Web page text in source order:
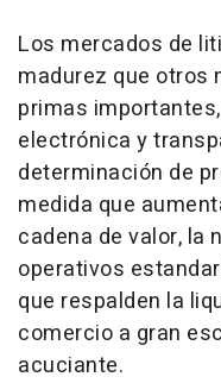
Los mercados de
madurez que otros
primas
electrónica y
determinación de
medida que
cadena de valor, la
operativos
que respalden la
comercio a gran
acuciante.